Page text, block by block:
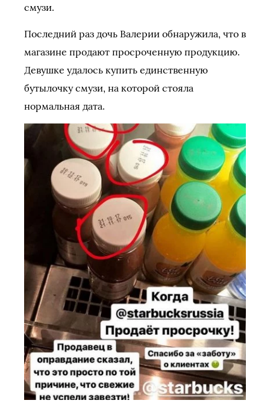
смузи.
Последний раз дочь Валерии обнаружила, что в
магазине продают просроченную продукцию.
Девушке удалось купить единственную
бутылочку смузи, на которой стояла
нормальная дата.